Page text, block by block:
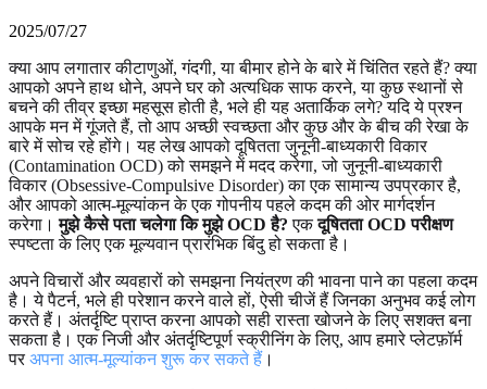
2025/07/27
क्या आप लगातार कीटाणुओं, गंदगी, या बीमार होने के बारे में चिंतित रहते हैं? क्या
आपको अपने हाथ धोने, अपने घर को अत्यधिक साफ करने, या कुछ स्थानों से
बचने की तीव्र इच्छा महसूस होती है, भले ही यह अतार्किक लगे? यदि ये प्रश्न
आपके मन में गूंजते हैं, तो आप अच्छी स्वच्छता और कुछ और के बीच की रेखा के
बारे में सोच रहे होंगे। यह लेख आपको दूषितता जुनूनी-बाध्यकारी विकार
(Contamination OCD) को समझने में मदद करेगा, जो जुनूनी-बाध्यकारी
विकार (Obsessive-Compulsive Disorder) का एक सामान्य उपप्रकार है,
और आपको आत्म-मूल्यांकन के एक गोपनीय पहले कदम की ओर मार्गदर्शन
करेगा।मुझे कैसे पता चलेगा कि मुझे OCD है? एकदूषितता OCD परीक्षण
स्पष्टता के लिए एक मूल्यवान प्रारंभिक बिंदु हो सकता है।
अपने विचारों और व्यवहारों को समझना नियंत्रण की भावना पाने का पहला कदम
है। ये पैटर्न, भले ही परेशान करने वाले हों, ऐसी चीजें हैं जिनका अनुभव कई लोग
करते हैं। अंतर्दृष्टि प्राप्त करना आपको सही रास्ता खोजने के लिए सशक्त बना
सकता है। एक निजी और अंतर्दृष्टिपूर्ण स्क्रीनिंग के लिए, आप हमारे प्लेटफ़ॉर्म
परअपना आत्म-मूल्यांकन शुरू कर सकते हैं ।